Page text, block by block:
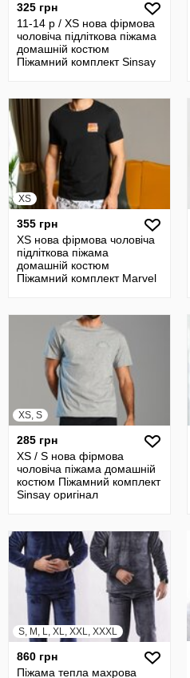
325 грн
11-14 р / XS нова фірмова
чоловіча підліткова піжама
домашній костюм
Піжамний комплект Sinsay
XS
355 грн
XS нова фірмова чоловіча
підліткова піжама
домашній костюм
Піжамний комплект Marvel
XS, S
285 грн
XS / S нова фірмова
чоловіча піжама домашній
костюм Піжамний комплект
Sinsay оригінал
S, M, L, XL, XXL, XXXL
860 грн
Піжама тепла махрова